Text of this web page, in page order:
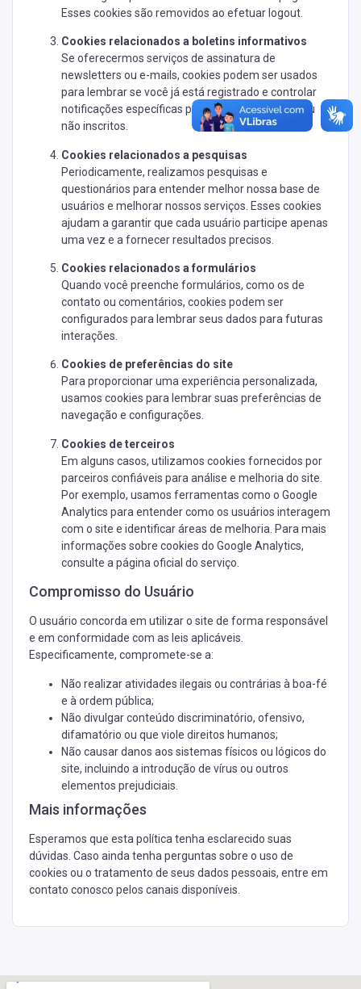
Esses cookies são removidos ao efetuar logout.
Cookies relacionados a boletins informativos
Se oferecermos serviços de assinatura de
newsletters ou e-mails, cookies podem ser usados
para lembrar se você já está registrado e controlar
notificações específicas para usuários inscritos ou
não inscritos.
Cookies relacionados a pesquisas
Periodicamente, realizamos pesquisas e
questionários para entender melhor nossa base de
usuários e melhorar nossos serviços. Esses cookies
ajudam a garantir que cada usuário participe apenas
uma vez e a fornecer resultados precisos.
Cookies relacionados a formulários
Quando você preenche formulários, como os de
contato ou comentários, cookies podem ser
configurados para lembrar seus dados para futuras
interações.
Cookies de preferências do site
Para proporcionar uma experiência personalizada,
usamos cookies para lembrar suas preferências de
navegação e configurações.
Cookies de terceiros
Em alguns casos, utilizamos cookies fornecidos por
parceiros confiáveis para análise e melhoria do site.
Por exemplo, usamos ferramentas como o Google
Analytics para entender como os usuários interagem
com o site e identificar áreas de melhoria. Para mais
informações sobre cookies do Google Analytics,
consulte a página oficial do serviço.
Compromisso do Usuário
O usuário concorda em utilizar o site de forma responsável
e em conformidade com as leis aplicáveis.
Especificamente, compromete-se a:
Não realizar atividades ilegais ou contrárias à boa-fé
e à ordem pública;
Não divulgar conteúdo discriminatório, ofensivo,
difamatório ou que viole direitos humanos;
Não causar danos aos sistemas físicos ou lógicos do
site, incluindo a introdução de vírus ou outros
elementos prejudiciais.
Mais informações
Esperamos que esta política tenha esclarecido suas
dúvidas. Caso ainda tenha perguntas sobre o uso de
cookies ou o tratamento de seus dados pessoais, entre em
contato conosco pelos canais disponíveis.